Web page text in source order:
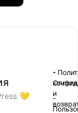
💛
-
-
-
Оплата
и